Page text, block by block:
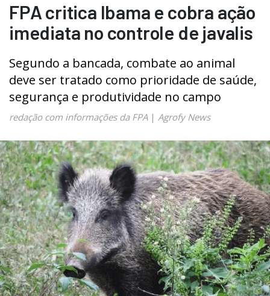
FPA critica Ibama e cobra ação
imediata no controle de javalis
Segundo a bancada, combate ao animal
deve ser tratado como prioridade de saúde,
segurança e produtividade no campo
redação com informações da FPA| Agrofy News